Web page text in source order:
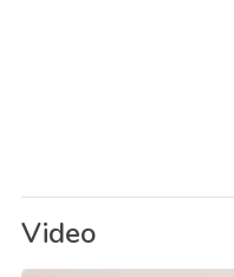
Video